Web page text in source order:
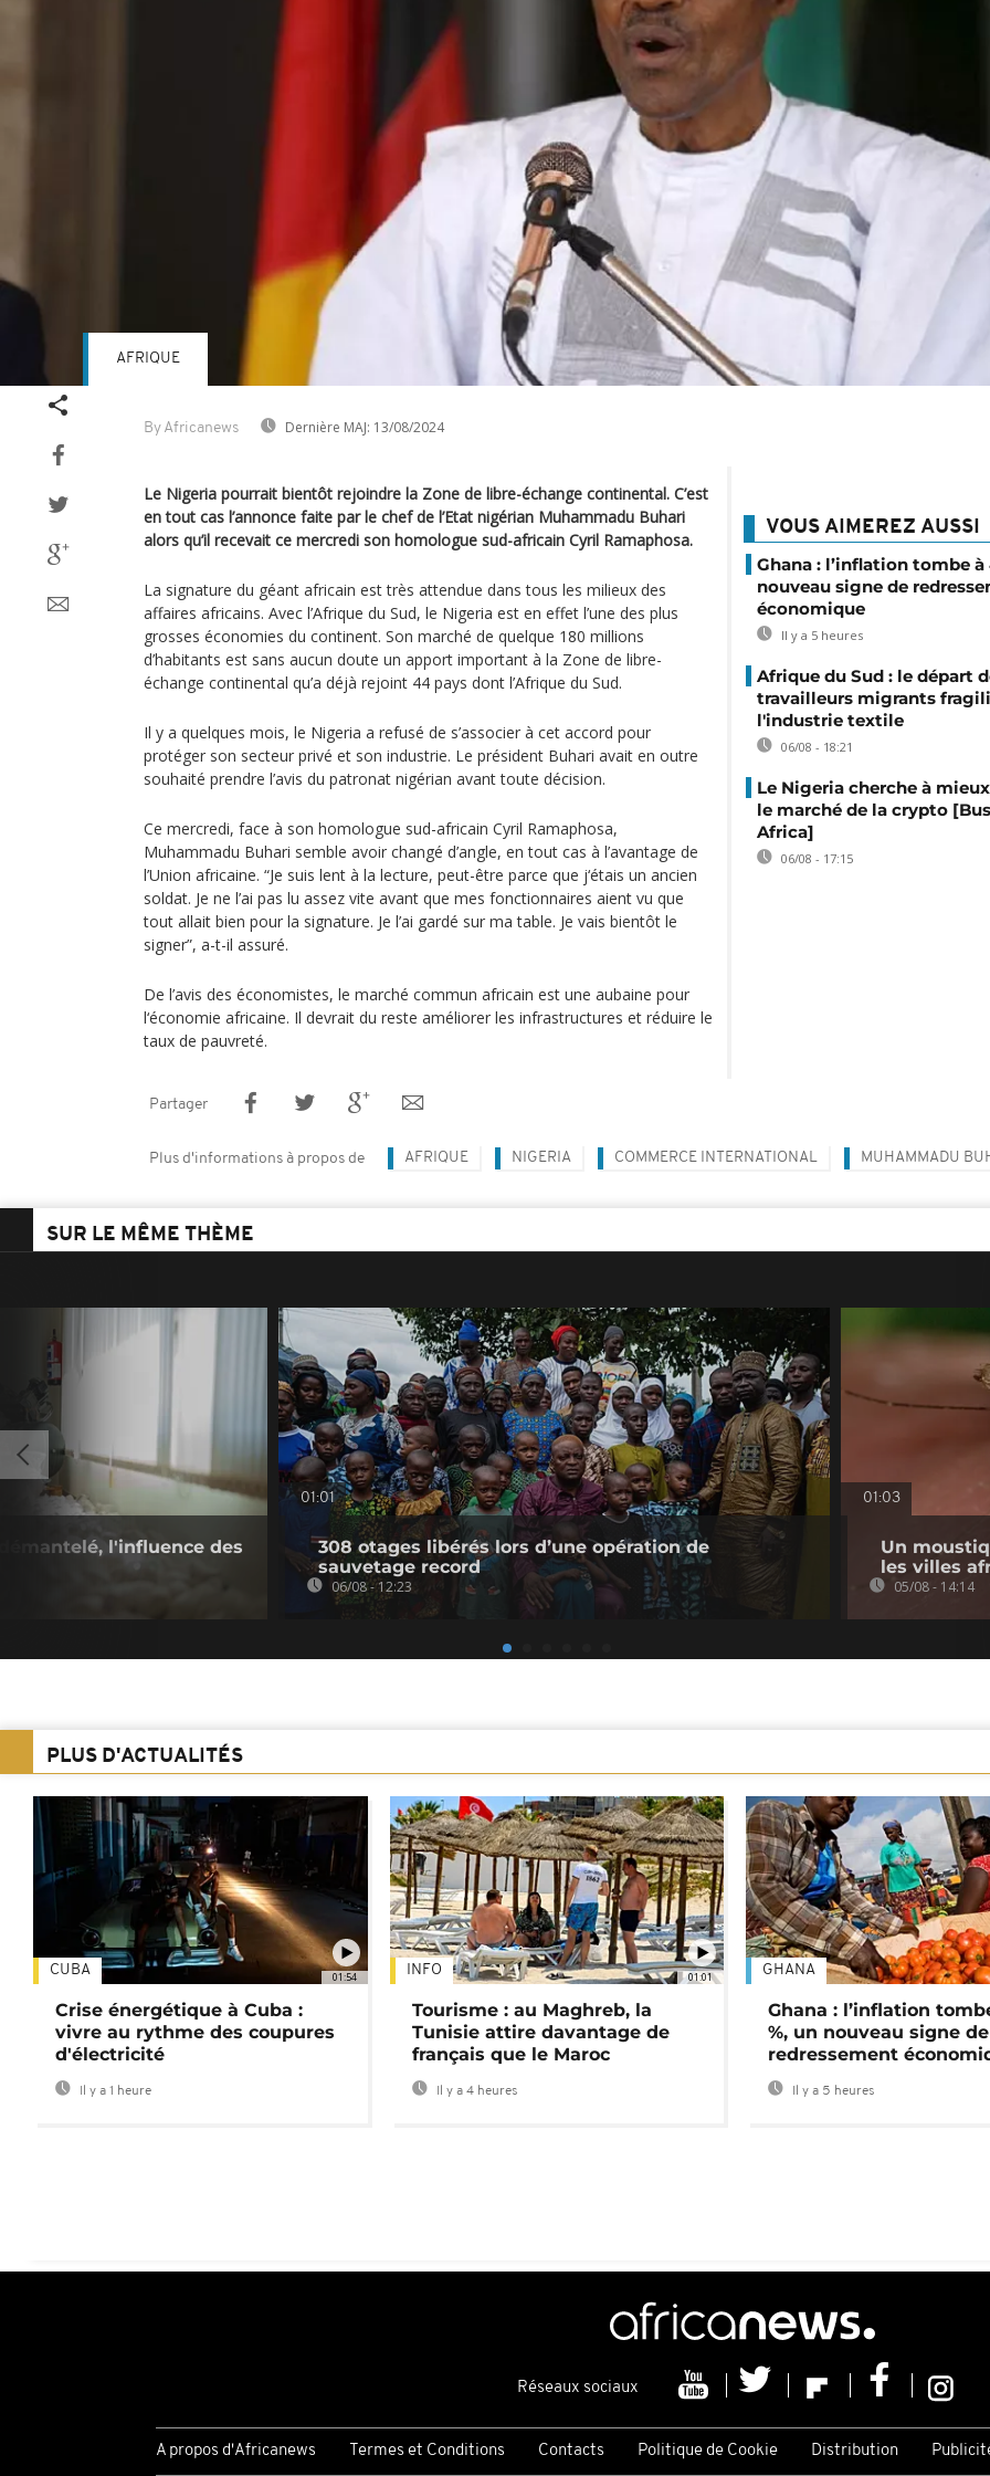
By Africanews Dernière MAJ: 13/08/2024
AFRIQUE
Le Nigeria pourrait bientôt rejoindre la Zone de libre-échange continental. C’est
en tout cas l’annonce faite par le chef de l’Etat nigérian Muhammadu Buhari
alors qu’il recevait ce mercredi son homologue sud-africain Cyril Ramaphosa.
La signature du géant africain est très attendue dans tous les milieux des
affaires africains. Avec l’Afrique du Sud, le Nigeria est en effet l’une des plus
grosses économies du continent. Son marché de quelque 180 millions
d’habitants est sans aucun doute un apport important à la Zone de libre-
échange continental qu’a déjà rejoint 44 pays dont l’Afrique du Sud.
Il y a quelques mois, le Nigeria a refusé de s’associer à cet accord pour
protéger son secteur privé et son industrie. Le président Buhari avait en outre
souhaité prendre l’avis du patronat nigérian avant toute décision.
Ce mercredi, face à son homologue sud-africain Cyril Ramaphosa,
Muhammadu Buhari semble avoir changé d’angle, en tout cas à l’avantage de
l’Union africaine. “Je suis lent à la lecture, peut-être parce que j‘étais un ancien
soldat. Je ne l’ai pas lu assez vite avant que mes fonctionnaires aient vu que
tout allait bien pour la signature. Je l’ai gardé sur ma table. Je vais bientôt le
signer”, a-t-il assuré.
De l’avis des économistes, le marché commun africain est une aubaine pour
l‘économie africaine. Il devrait du reste améliorer les infrastructures et réduire le
taux de pauvreté.
VOUS AIMEREZ AUSSI
Ghana : l’inflation tombe à
nouveau signe de
économique
Il y a 5 heures
Afrique du Sud : le départ
travailleurs migrants
l'industrie textile
06/08 - 18:21
Le Nigeria cherche à
le marché de la crypto
Africa]
06/08 - 17:15
Partager
Plus d'informations à propos de AFRIQUE NIGERIA COMMERCE INTERNATIONAL MUHAMMADU
SUR LE MÊME THÈME
l'influence des
01:01
308 otages libérés lors d’une opération de
sauvetage record
06/08 - 12:23
01:03
Un
les villes
05/08 - 14:14
PLUS D'ACTUALITÉS
01:54
CUBA
Crise énergétique à Cuba :
vivre au rythme des coupures
d'électricité
Il y a 1 heure
01:01
INFO
Tourisme : au Maghreb, la
Tunisie attire davantage de
français que le Maroc
Il y a 4 heures
GHANA
Ghana : l’inflation
%, un nouveau signe de
redressement
Il y a 5 heures
Réseaux sociaux
A propos d'Africanews Termes et Conditions Contacts Politique de Cookie Distribution